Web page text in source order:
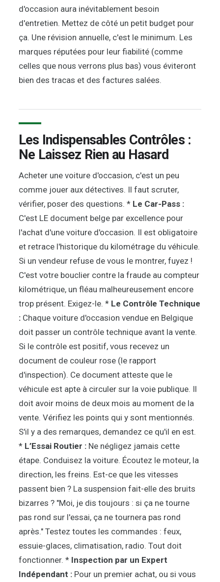
d'occasion aura inévitablement besoin
d'entretien. Mettez de côté un petit budget pour
ça. Une révision annuelle, c'est le minimum. Les
marques réputées pour leur fiabilité (comme
celles que nous verrons plus bas) vous éviteront
bien des tracas et des factures salées.
Les Indispensables Contrôles :
Ne Laissez Rien au Hasard
Acheter une voiture d'occasion, c'est un peu
comme jouer aux détectives. Il faut scruter,
vérifier, poser des questions. * Le Car-Pass :
C'est LE document belge par excellence pour
l'achat d'une voiture d'occasion. Il est obligatoire
et retrace l'historique du kilométrage du véhicule.
Si un vendeur refuse de vous le montrer, fuyez !
C'est votre bouclier contre la fraude au compteur
kilométrique, un fléau malheureusement encore
trop présent. Exigez-le. * Le Contrôle Technique
: Chaque voiture d'occasion vendue en Belgique
doit passer un contrôle technique avant la vente.
Si le contrôle est positif, vous recevez un
document de couleur rose (le rapport
d'inspection). Ce document atteste que le
véhicule est apte à circuler sur la voie publique. Il
doit avoir moins de deux mois au moment de la
vente. Vérifiez les points qui y sont mentionnés.
S'il y a des remarques, demandez ce qu'il en est.
* L’Essai Routier : Ne négligez jamais cette
étape. Conduisez la voiture. Écoutez le moteur, la
direction, les freins. Est-ce que les vitesses
passent bien ? La suspension fait-elle des bruits
bizarres ? "Moi, je dis toujours : si ça ne tourne
pas rond sur l'essai, ça ne tournera pas rond
après." Testez toutes les commandes : feux,
essuie-glaces, climatisation, radio. Tout doit
fonctionner. * Inspection par un Expert
Indépendant : Pour un premier achat, ou si vous